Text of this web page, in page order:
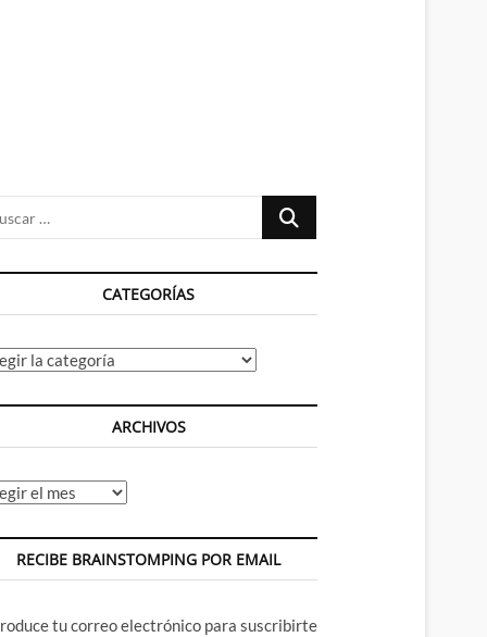
Buscar
CATEGORÍAS
ARCHIVOS
RECIBE BRAINSTOMPING POR EMAIL
tu correo electrónico para suscribirte